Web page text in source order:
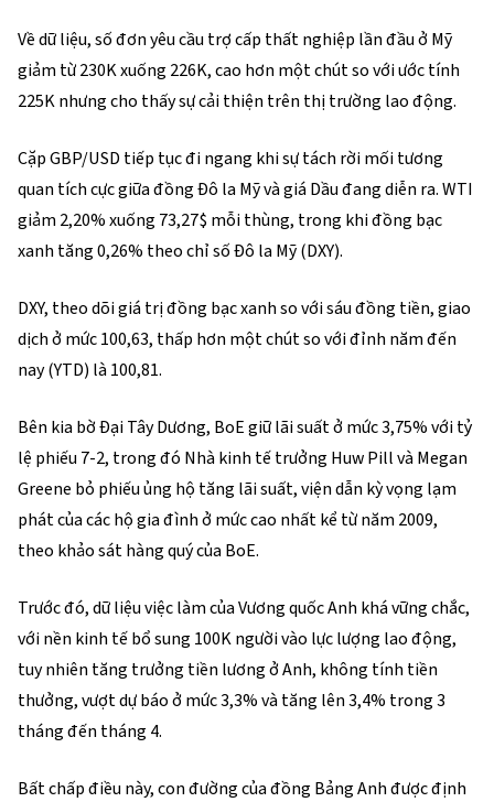
Về dữ liệu, số đơn yêu cầu trợ cấp thất nghiệp lần đầu ở Mỹ
giảm từ 230K xuống 226K, cao hơn một chút so với ước tính
225K nhưng cho thấy sự cải thiện trên thị trường lao động.
Cặp GBP/USD tiếp tục đi ngang khi sự tách rời mối tương
quan tích cực giữa đồng Đô la Mỹ và giá Dầu đang diễn ra. WTI
giảm 2,20% xuống 73,27$ mỗi thùng, trong khi đồng bạc
xanh tăng 0,26% theo chỉ số Đô la Mỹ (DXY).
DXY, theo dõi giá trị đồng bạc xanh so với sáu đồng tiền, giao
dịch ở mức 100,63, thấp hơn một chút so với đỉnh năm đến
nay (YTD) là 100,81.
Bên kia bờ Đại Tây Dương, BoE giữ lãi suất ở mức 3,75% với tỷ
lệ phiếu 7-2, trong đó Nhà kinh tế trưởng Huw Pill và Megan
Greene bỏ phiếu ủng hộ tăng lãi suất, viện dẫn kỳ vọng lạm
phát của các hộ gia đình ở mức cao nhất kể từ năm 2009,
theo khảo sát hàng quý của BoE.
Trước đó, dữ liệu việc làm của Vương quốc Anh khá vững chắc,
với nền kinh tế bổ sung 100K người vào lực lượng lao động,
tuy nhiên tăng trưởng tiền lương ở Anh, không tính tiền
thưởng, vượt dự báo ở mức 3,3% và tăng lên 3,4% trong 3
tháng đến tháng 4.
Bất chấp điều này, con đường của đồng Bảng Anh được định